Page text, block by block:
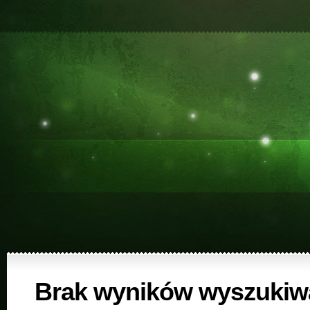
Brak wyników